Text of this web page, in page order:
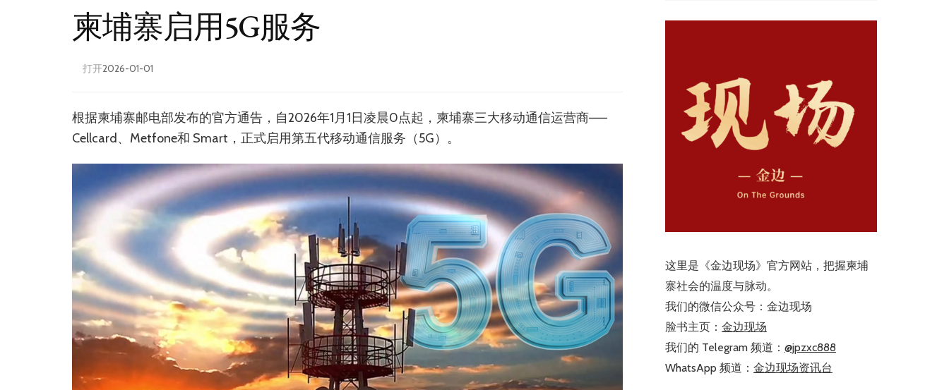
柬埔寨启用5G服务
打开2026-01-01
根据柬埔寨邮电部发布的官方通告，自2026年1月1日凌晨0点起，柬埔寨三大移动通信运营商——
Cellcard、Metfone和 Smart，正式启用第五代移动通信服务（5G）。
这里是《金边现场》官方网站，把握柬埔
寨社会的温度与脉动。
我们的微信公众号：金边现场
脸书主页： 金边现场
我们的 Telegram 频道： @jpzxc888
WhatsApp 频道： 金边现场资讯台